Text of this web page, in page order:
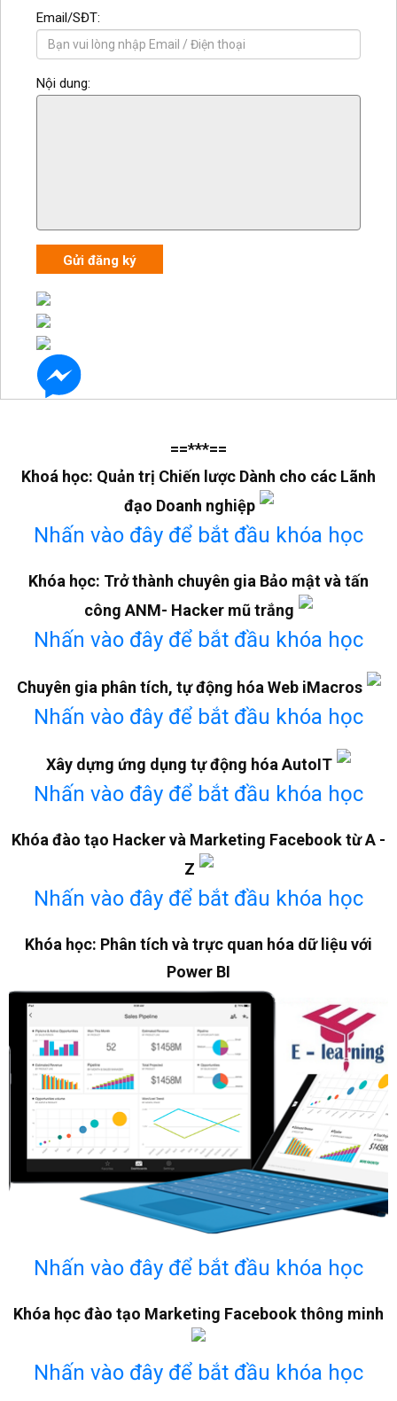
Email/SĐT:
Nội dung:
Gửi đăng ký
==***==
Khoá học: Quản trị Chiến lược Dành cho các Lãnh
đạo Doanh nghiệp
Nhấn vào đây để bắt đầu khóa học
Khóa học: Trở thành chuyên gia Bảo mật và tấn
công ANM- Hacker mũ trắng
Nhấn vào đây để bắt đầu khóa học
Chuyên gia phân tích, tự động hóa Web iMacros
Nhấn vào đây để bắt đầu khóa học
Xây dựng ứng dụng tự động hóa AutoIT
Nhấn vào đây để bắt đầu khóa học
Khóa đào tạo Hacker và Marketing Facebook từ A -
Z
Nhấn vào đây để bắt đầu khóa học
Khóa học: Phân tích và trực quan hóa dữ liệu với
Power BI
Nhấn vào đây để bắt đầu khóa học
Khóa học đào tạo Marketing Facebook thông minh
Nhấn vào đây để bắt đầu khóa học